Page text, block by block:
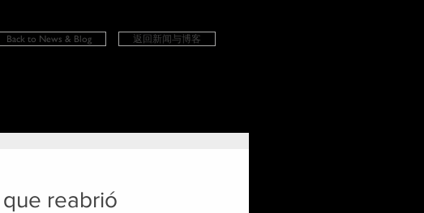
reabrió
返回新闻与博客
Back to News & Blog